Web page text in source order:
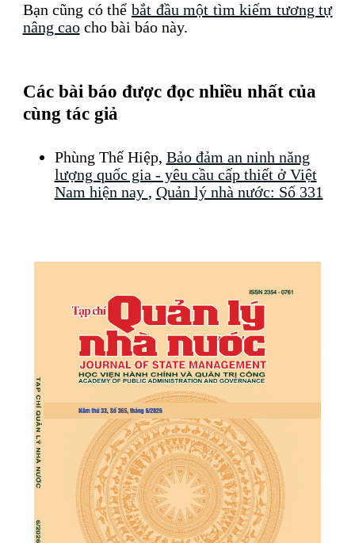
Bạn cũng có thể bắt đầu một tìm kiếm tương tự
nâng caocho bài báo này.
Các bài báo được đọc nhiều nhất của
cùng tác giả
Phùng Thế Hiệp, Bảo đảm an ninh năng
lượng quốc gia - yêu cầu cấp thiết ở Việt
Nam hiện nay , Quản lý nhà nước: Số 331